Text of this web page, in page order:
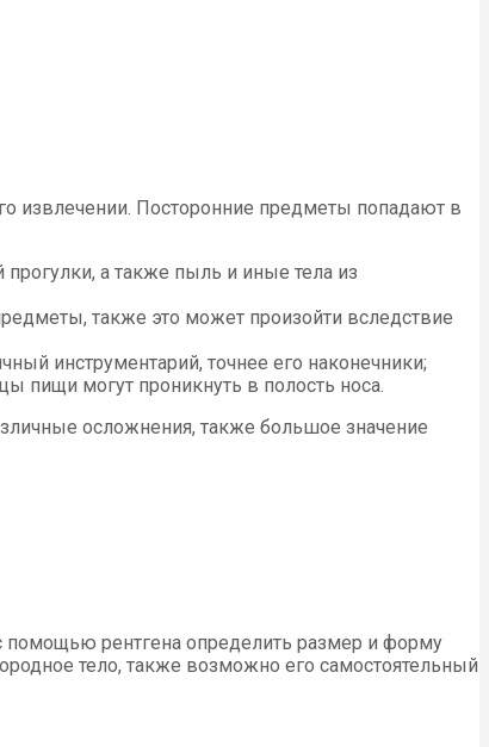
извлечении. Посторонние предметы попадают в
а также пыль и иные тела из
также это может произойти вследствие
инструментарий, точнее его наконечники;
пищи могут проникнуть в полость носа.
осложнения, также большое значение
помощью рентгена определить размер и форму
тело, также возможно его самостоятельный